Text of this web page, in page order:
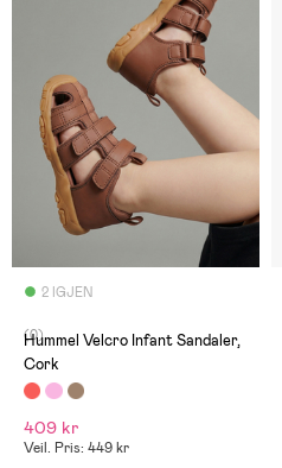
2 IGJEN
(0)
Hummel Velcro Infant Sandaler,
Cork
409 kr
Veil. Pris: 449 kr